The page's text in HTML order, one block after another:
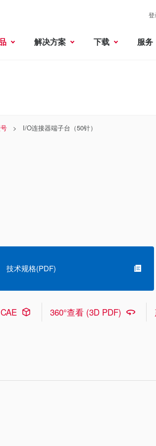
登
解决方案 下载 服务
I/O连接器端子台（50针）
技术规格(PDF)
360°查看 (3D PDF)